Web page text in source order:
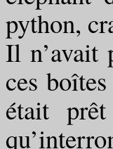
python,
Il n’avait
ces
était